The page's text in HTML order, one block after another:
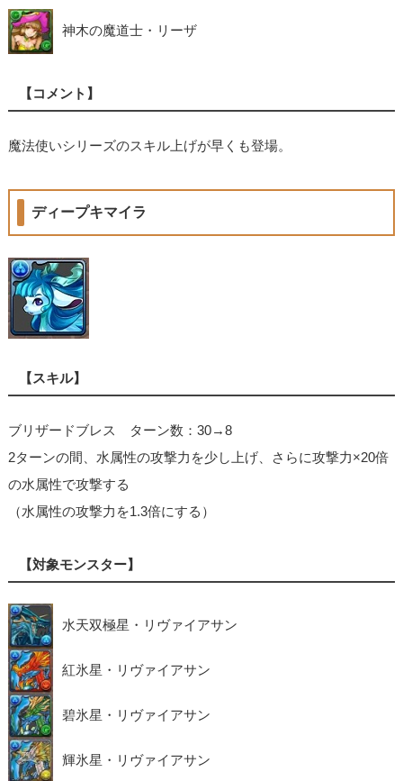
神木の魔道士・リーザ
【コメント】
魔法使いシリーズのスキル上げが早くも登場。
ディープキマイラ
【スキル】
ブリザードブレス ターン数：30→8
2ターンの間、水属性の攻撃力を少し上げ、さらに攻撃力×20倍
の水属性で攻撃する
（水属性の攻撃力を1.3倍にする）
【対象モンスター】
水天双極星・リヴァイアサン
紅氷星・リヴァイアサン
碧氷星・リヴァイアサン
輝氷星・リヴァイアサン